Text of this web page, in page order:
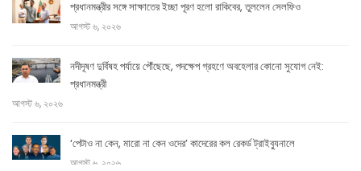
প্রধানমন্ত্রীর সঙ্গে সাক্ষাতের ইচ্ছা পূরণ হলো রাকিবের, তুললেন সেলফিও
আগস্ট ৬, ২০২৬
নদীদূষণ দুর্বিষহ পর্যায়ে পৌঁছেছে, পদক্ষেপ গ্রহণে অবহেলার কোনো সুযোগ নেই:
প্রধানমন্ত্রী
আগস্ট ৬, ২০২৬
‘পেটাও না কেন, মারো না কেন ওদের’ কাদেরের কল রেকর্ড ট্রাইব্যুনালে
আগস্ট ৬, ২০২৬